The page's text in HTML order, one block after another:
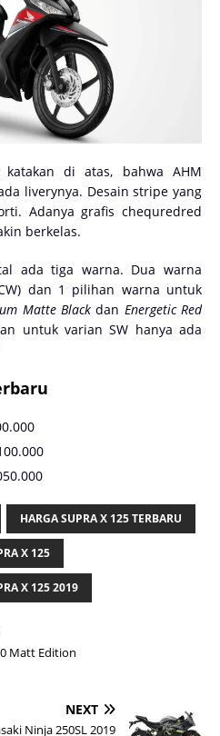
di atas, bahwa AHM
liverynya. Desain stripe yang
Adanya grafis chequredred
berkelas.
ada tiga warna. Dua warna
dan 1 pilihan warna untuk
Matte Black dan Energetic Red
untuk varian SW hanya ada
HARGA SUPRA X 125 TERBARU
X 125
X 125 2019
Matt Edition
NEXT
Ninja 250SL 2019